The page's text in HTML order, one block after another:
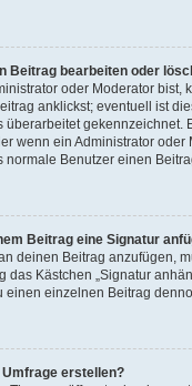
Beitrag bearbeiten oder
oder Moderator
anklickst; eventuell ist
überarbeitet gekennzeichnet.
wenn ein Administrator
normale Benutzer einen
Beitrag eine Signatur
deinen Beitrag anzufügen,
das Kästchen „Signatur
einen einzelnen Beitrag
erstellen?